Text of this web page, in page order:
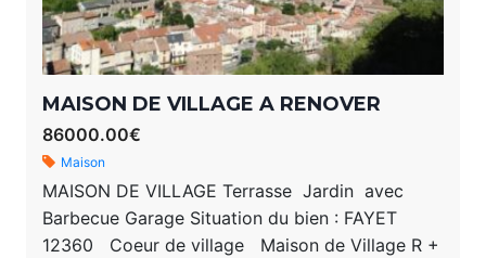
MAISON DE VILLAGE A RENOVER
86000.00€
Maison
MAISON DE VILLAGE Terrasse Jardin avec
Barbecue Garage Situation du bien : FAYET
12360 Coeur de village Maison de Village R +